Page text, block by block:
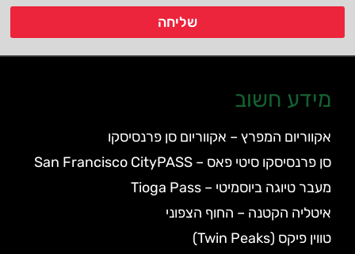
שליחה
מידע חשוב
אקווריום המפרץ – אקווריום סן פרנסיסקו
סן פרנסיסקו סיטי פאס – San Francisco CityPASS
מעבר טיוגה ביוסמיטי – Tioga Pass
איטליה הקטנה – החוף הצפוני
טווין פיקס (Twin Peaks)